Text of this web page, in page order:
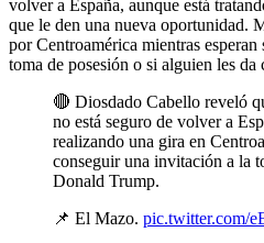
volver a España, aunque está
que le den una nueva oportunidad.
por Centroamérica mientras
toma de posesión o si alguien les da
🔴 Diosdado Cabello reveló
no está seguro de volver a
realizando una gira en
conseguir una invitación a la
Donald Trump.
📌 El Mazo. pic.twitter.com/